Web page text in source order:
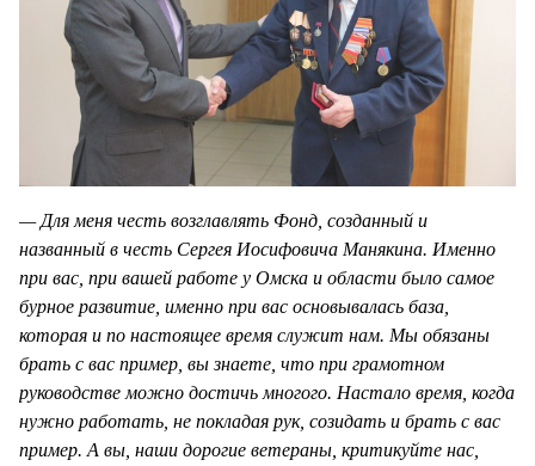
— Для меня честь возглавлять Фонд, созданный и
названный в честь Сергея Иосифовича Манякина. Именно
при вас, при вашей работе у Омска и области было самое
бурное развитие, именно при вас основывалась база,
которая и по настоящее время служит нам. Мы обязаны
брать с вас пример, вы знаете, что при грамотном
руководстве можно достичь многого. Настало время, когда
нужно работать, не покладая рук, созидать и брать с вас
пример. А вы, наши дорогие ветераны, критикуйте нас,